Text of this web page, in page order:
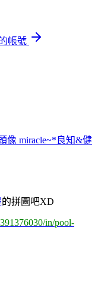
帳號
miracle~*良知&健
的拼圖吧XD
in/pool-